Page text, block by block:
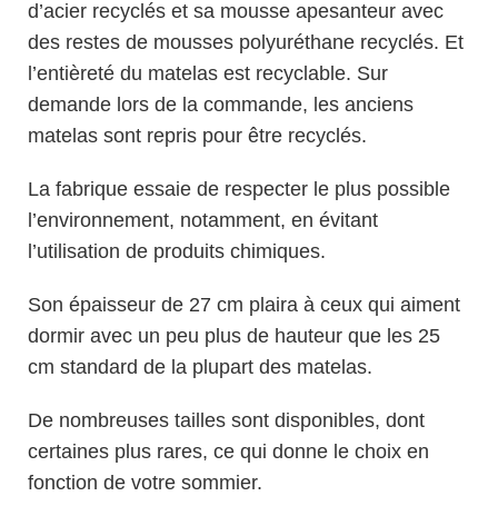
d’acier recyclés et sa mousse apesanteur avec
des restes de mousses polyuréthane recyclés. Et
l’entièreté du matelas est recyclable. Sur
demande lors de la commande, les anciens
matelas sont repris pour être recyclés.
La fabrique essaie de respecter le plus possible
l’environnement, notamment, en évitant
l’utilisation de produits chimiques.
Son épaisseur de 27 cm plaira à ceux qui aiment
dormir avec un peu plus de hauteur que les 25
cm standard de la plupart des matelas.
De nombreuses tailles sont disponibles, dont
certaines plus rares, ce qui donne le choix en
fonction de votre sommier.